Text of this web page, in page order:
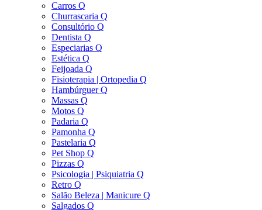
Carros Q
Churrascaria Q
Consultório Q
Dentista Q
Especiarias Q
Estética Q
Feijoada Q
Fisioterapia | Ortopedia Q
Hambúrguer Q
Massas Q
Motos Q
Padaria Q
Pamonha Q
Pastelaria Q
Pet Shop Q
Pizzas Q
Psicologia | Psiquiatria Q
Retro Q
Salão Beleza | Manicure Q
Salgados Q